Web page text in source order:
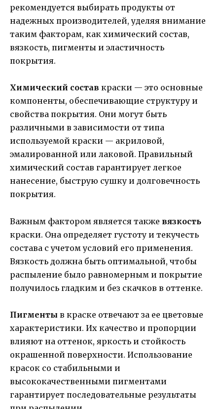
рекомендуется выбирать продукты от
надежных производителей, уделяя внимание
таким факторам, как химический состав,
вязкость, пигменты и эластичность
покрытия.
Химический состав краски — это основные
компоненты, обеспечивающие структуру и
свойства покрытия. Они могут быть
различными в зависимости от типа
используемой краски — акриловой,
эмалированной или лаковой. Правильный
химический состав гарантирует легкое
нанесение, быструю сушку и долговечность
покрытия.
Важным фактором является также вязкость
краски. Она определяет густоту и текучесть
состава с учетом условий его применения.
Вязкость должна быть оптимальной, чтобы
распыление было равномерным и покрытие
получилось гладким и без скачков в оттенке.
Пигменты в краске отвечают за ее цветовые
характеристики. Их качество и пропорции
влияют на оттенок, яркость и стойкость
окрашенной поверхности. Использование
красок со стабильными и
высококачественными пигментами
гарантирует последовательные результаты